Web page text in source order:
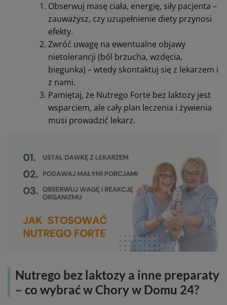
Obserwuj masę ciała, energię, siły pacjenta –
zauważysz, czy uzupełnienie diety przynosi
efekty.
Zwróć uwagę na ewentualne objawy
nietolerancji (ból brzucha, wzdęcia,
biegunka) – wtedy skontaktuj się z lekarzem i
z nami.
Pamiętaj, że Nutrego Forte bez laktozy jest
wsparciem, ale cały plan leczenia i żywienia
musi prowadzić lekarz.
Nutrego bez laktozy a inne preparaty
– co wybrać w Chory w Domu 24?